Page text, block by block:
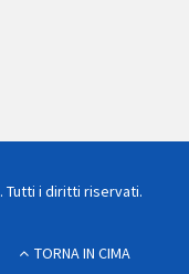
. Tutti i diritti riservati.
TORNA IN CIMA